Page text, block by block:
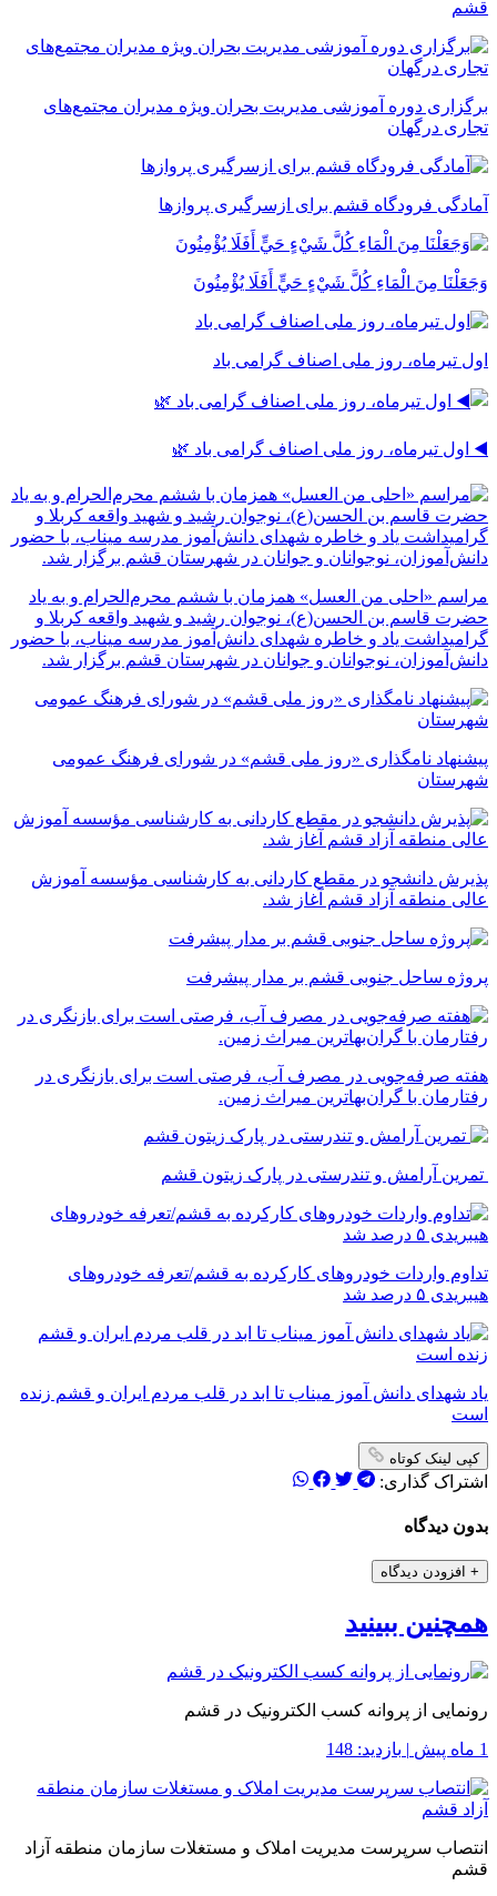
قشم
برگزاری دوره آموزشی مدیریت بحران ویژه مدیران مجتمع‌های
تجاری درگهان
آمادگی فرودگاه قشم برای ازسرگیری پروازها
وَجَعَلْنَا مِنَ الْمَاءِ كُلَّ شَيْءٍ حَيٍّ أَفَلَا يُؤْمِنُونَ
اول تیرماه، روز ملی اصناف گرامی باد
◀️ اول تیرماه، روز ملی اصناف گرامی باد 🌿
مراسم «احلی من العسل» همزمان با ششم محرم‌الحرام و به یاد
حضرت قاسم بن الحسن(ع)، نوجوان رشید و شهید واقعه کربلا و
گرامیداشت یاد و خاطره شهدای دانش‌آموز مدرسه میناب، با حضور
دانش‌آموزان، نوجوانان و جوانان در شهرستان قشم برگزار شد.
پیشنهاد نامگذاری «روز ملی قشم» در شورای فرهنگ عمومی
شهرستان
پذیرش دانشجو در مقطع کاردانی به کارشناسی مؤسسه آموزش
عالی منطقه آزاد قشم آغاز شد.
پروژه ساحل جنوبی قشم بر مدار پیشرفت
‌هفته صرفه‌جویی در مصرف آب، فرصتی است برای بازنگری در
رفتارمان با گران‌بهاترین میراث زمین.
تمرین آرامش و تندرستی در پارک زیتون قشم
تداوم واردات خودروهای کارکرده به قشم/تعرفه خودروهای
هیبریدی ۵ درصد شد
یاد شهدای دانش آموز میناب تا ابد در قلب مردم ایران و قشم زنده
است
کپی لینک کوتاه
اشتراک گذاری:
بدون دیدگاه
+ افزودن دیدگاه
همچنین ببینید
رونمایی از پروانه کسب الکترونیک در قشم
1 ماه پیش | بازدید: 148
انتصاب سرپرست مدیریت املاک و مستغلات سازمان منطقه آزاد
قشم